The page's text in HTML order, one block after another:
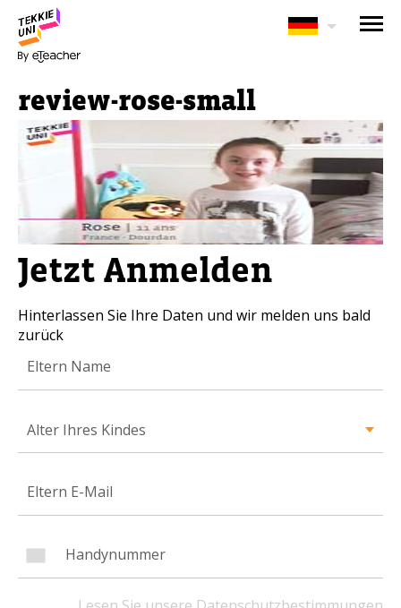
review-rose-small
Jetzt Anmelden
Hinterlassen Sie Ihre Daten und wir melden uns bald
zurück
Alter Ihres Kindes
BRAUCHEN SIE HILFE BEI
Hinterlassen Sie Ihre Daten und wir
melden uns bald zurück!
Eltern vollständiger Name
Alter Ihres Kindes
Handynummer
BITTE KONTAKTIEREN SIE MICH